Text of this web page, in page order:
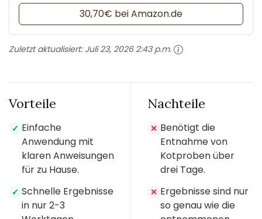
30,70€ bei Amazon.de
Zuletzt aktualisiert: Juli 23, 2026 2:43 p.m.
Vorteile
✓ Einfache
Anwendung mit
klaren Anweisungen
für zu Hause.
✓ Schnelle Ergebnisse
in nur 2-3
Nachteile
✕ Benötigt die
Entnahme von
Kotproben über
drei Tage.
✕ Ergebnisse sind nur
so genau wie die